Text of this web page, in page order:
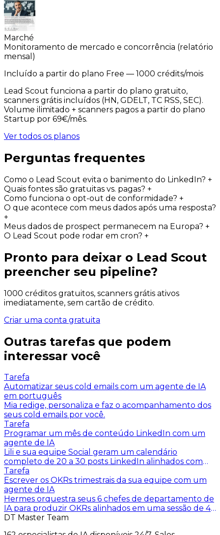
Marché
Monitoramento de mercado e concorrência (relatório
mensal)
Incluído a partir do plano Free — 1000 crédits/mois
Lead Scout funciona a partir do plano gratuito,
scanners grátis incluídos (HN, GDELT, TC RSS, SEC).
Volume ilimitado + scanners pagos a partir do plano
Startup por 69€/mês.
Ver todos os planos
Perguntas frequentes
Como o Lead Scout evita o banimento do LinkedIn? +
Quais fontes são gratuitas vs. pagas? +
Como funciona o opt-out de conformidade? +
O que acontece com meus dados após uma resposta?
+
Meus dados de prospect permanecem na Europa? +
O Lead Scout pode rodar em cron? +
Pronto para deixar o Lead Scout
preencher seu pipeline?
1000 créditos gratuitos, scanners grátis ativos
imediatamente, sem cartão de crédito.
Criar uma conta gratuita
Outras tarefas que podem
interessar você
Tarefa
Automatizar seus cold emails com um agente de IA
em português
Mia redige, personaliza e faz o acompanhamento dos
seus cold emails por você.
Tarefa
Programar um mês de conteúdo LinkedIn com um
agente de IA
Lili e sua equipe Social geram um calendário
completo de 20 a 30 posts LinkedIn alinhados com
sua voz de marca, sua audiência e seus tópicos pilares.
Tarefa
Escrever os OKRs trimestrais da sua equipe com um
agente de IA
Hermes orquestra seus 6 chefes de departamento de
IA para produzir OKRs alinhados em uma sessão de 45
minutos.
DT Master Team